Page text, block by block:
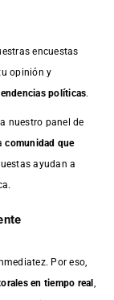
encuestas
opinión y
políticas.
nuestro panel de
comunidad que
ayudan a
Por eso,
en tiempo real ,